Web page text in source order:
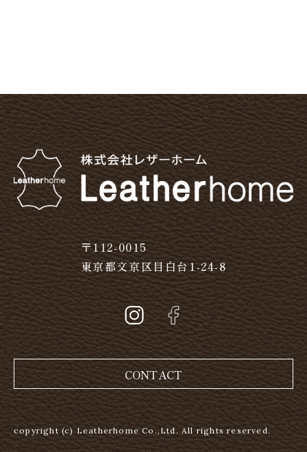
〒112-0015
東京都文京区目白台1-24-8
CONTACT
copyright (c) Leatherhome Co.,Ltd. All rights reserved.